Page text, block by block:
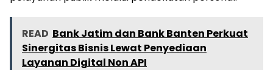
READ Bank Jatim dan Bank Banten Perkuat
Sinergitas Bisnis Lewat Penyediaan
Layanan Digital Non API